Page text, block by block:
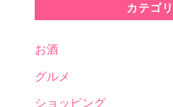
カテゴ
お酒
グルメ
ショッピング